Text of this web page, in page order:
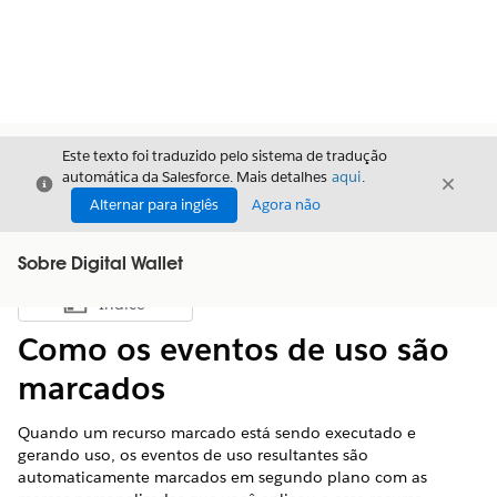
Fechar
Este texto foi traduzido pelo sistema de tradução
automática da Salesforce. Mais detalhes aqui.
Alternar para inglês
Agora não
Fechar
Sobre Digital Wallet
Mostrar índice
Índice
Como os eventos de uso são
marcados
Quando um recurso marcado está sendo executado e
gerando uso, os eventos de uso resultantes são
automaticamente marcados em segundo plano com as